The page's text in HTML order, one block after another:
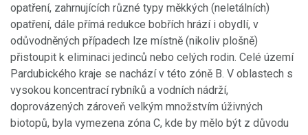
opatření, zahrnujících různé typy měkkých (neletálních)
opatření, dále přímá redukce bobřích hrází i obydlí, v
odůvodněných případech lze místně (nikoliv plošně)
přistoupit k eliminaci jedinců nebo celých rodin. Celé území
Pardubického kraje se nachází v této zóně B. V oblastech s
vysokou koncentrací rybníků a vodních nádrží,
doprovázených zároveň velkým množstvím úživných
biotopů, byla vymezena zóna C, kde by mělo být z důvodu